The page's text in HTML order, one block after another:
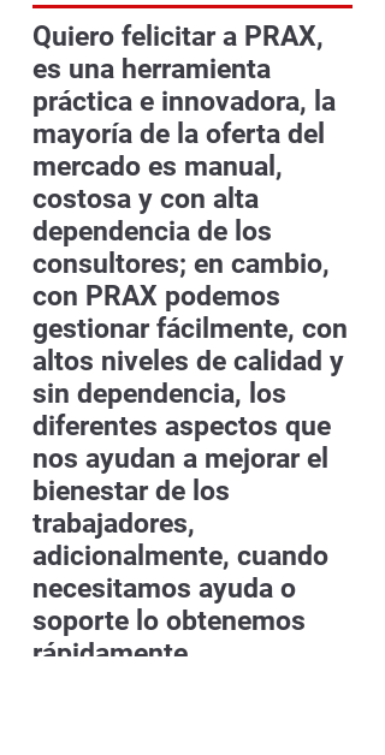
Quiero felicitar a PRAX,
es una herramienta
práctica e innovadora, la
mayoría de la oferta del
mercado es manual,
costosa y con alta
dependencia de los
consultores; en cambio,
con PRAX podemos
gestionar fácilmente, con
altos niveles de calidad y
sin dependencia, los
diferentes aspectos que
nos ayudan a mejorar el
bienestar de los
trabajadores,
adicionalmente, cuando
necesitamos ayuda o
soporte lo obtenemos
rápidamente